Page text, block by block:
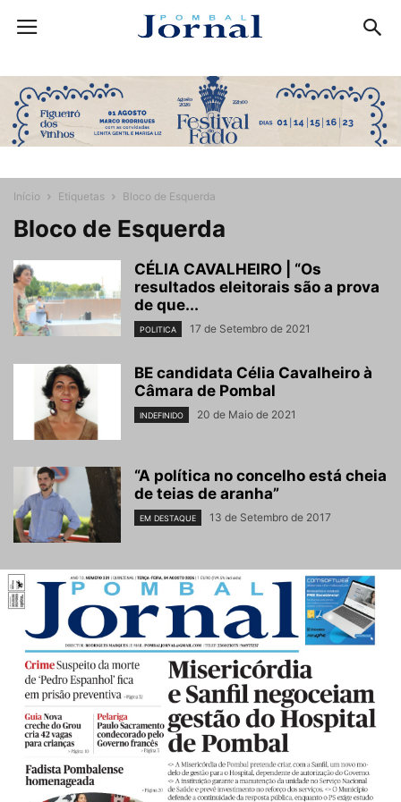
Início Etiquetas Bloco de Esquerda
Bloco de Esquerda
CÉLIA CAVALHEIRO | “Os
resultados eleitorais são a prova
de que...
POLITICA 17 de Setembro de 2021
BE candidata Célia Cavalheiro à
Câmara de Pombal
INDEFINIDO 20 de Maio de 2021
“A política no concelho está cheia
de teias de aranha”
EM DESTAQUE 13 de Setembro de 2017